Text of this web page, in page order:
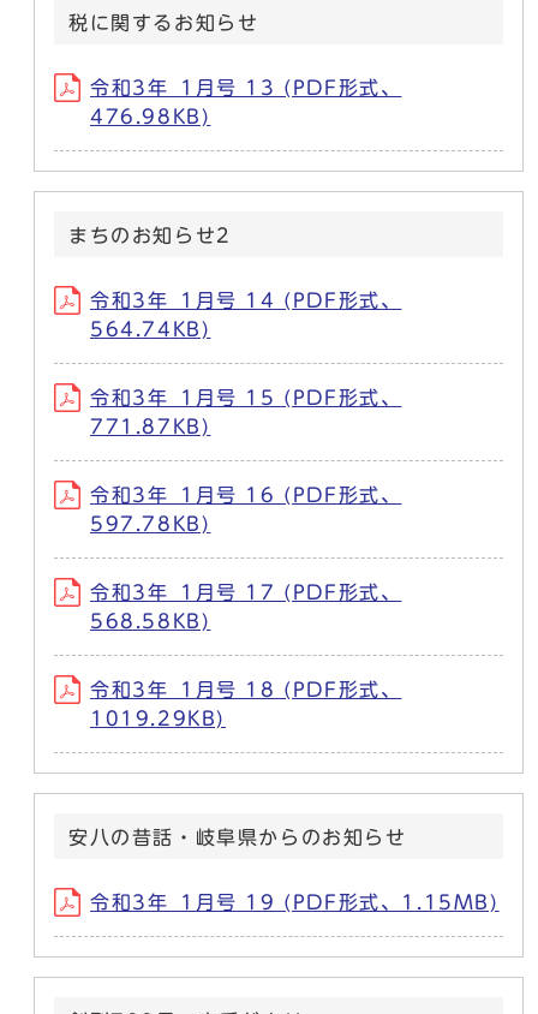
税に関するお知らせ
令和3年_1月号 13 (PDF形式、
476.98KB)
まちのお知らせ2
令和3年_1月号 14 (PDF形式、
564.74KB)
令和3年_1月号 15 (PDF形式、
771.87KB)
令和3年_1月号 16 (PDF形式、
597.78KB)
令和3年_1月号 17 (PDF形式、
568.58KB)
令和3年_1月号 18 (PDF形式、
1019.29KB)
安八の昔話・岐阜県からのお知らせ
令和3年_1月号 19 (PDF形式、1.15MB)